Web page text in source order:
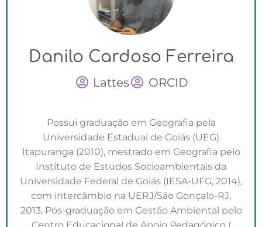
Danilo Cardoso Ferreira
Lattes ORCID
Possui graduação em Geografia pela
Universidade Estadual de Goiás (UEG)
Itapuranga (2010), mestrado em Geografia pelo
Instituto de Estudos Socioambientais da
Universidade Federal de Goiás (IESA-UFG, 2014),
com intercâmbio na UERJ/São Gonçalo-RJ,
2013, Pós-graduação em Gestão Ambiental pelo